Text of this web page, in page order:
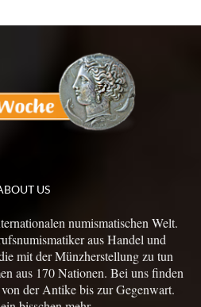
US
numismatischen Welt.
aus Handel und
mit der Münzherstellung zu tun
aus 170 Nationen. Bei uns finden
der Antike bis zur Gegenwart.